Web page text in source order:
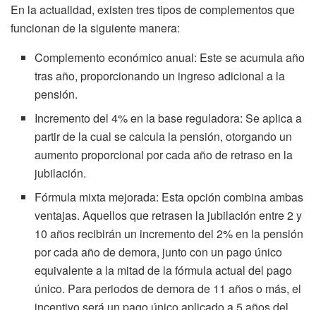
En la actualidad, existen tres tipos de complementos que
funcionan de la siguiente manera:
Complemento económico anual: Este se acumula año
tras año, proporcionando un ingreso adicional a la
pensión.
Incremento del 4% en la base reguladora: Se aplica a
partir de la cual se calcula la pensión, otorgando un
aumento proporcional por cada año de retraso en la
jubilación.
Fórmula mixta mejorada: Esta opción combina ambas
ventajas. Aquellos que retrasen la jubilación entre 2 y
10 años recibirán un incremento del 2% en la pensión
por cada año de demora, junto con un pago único
equivalente a la mitad de la fórmula actual del pago
único. Para periodos de demora de 11 años o más, el
incentivo será un pago único aplicado a 5 años del